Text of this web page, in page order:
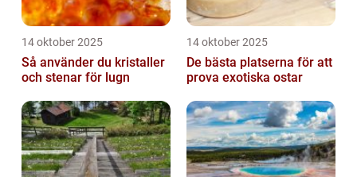
14 oktober 2025
Så använder du kristaller
och stenar för lugn
14 oktober 2025
De bästa platserna för att
prova exotiska ostar